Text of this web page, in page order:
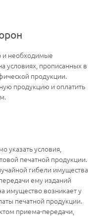
и необходимые
условиях, прописанных в
продукции.
продукцию и оплатить
указать условия,
печатной продукции.
гибели имущества
ему изданий
имущество возникает у
печатной продукции.
приема-передачи,